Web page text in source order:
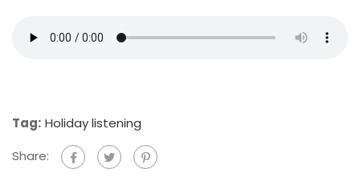
Tag: Holiday listening
Share: